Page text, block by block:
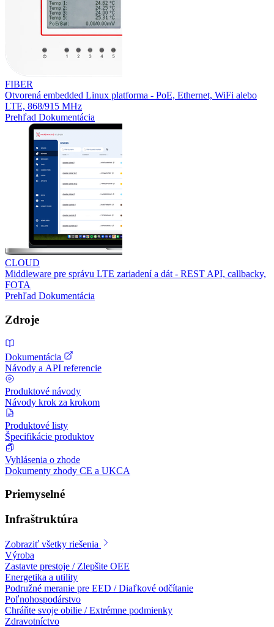
FIBER
Otvorená embedded Linux platforma - PoE, Ethernet, WiFi alebo
LTE, 868/915 MHz
Prehľad Dokumentácia
CLOUD
Middleware pre správu LTE zariadení a dát - REST API, callbacky,
FOTA
Prehľad Dokumentácia
Zdroje
Dokumentácia
Návody a API referencie
Produktové návody
Návody krok za krokom
Produktové listy
Špecifikácie produktov
Vyhlásenia o zhode
Dokumenty zhody CE a UKCA
Priemyselné
Infraštruktúra
Zobraziť všetky riešenia
Výroba
Zastavte prestoje / Zlepšite OEE
Energetika a utility
Podružné meranie pre EED / Diaľkové odčítanie
Poľnohospodárstvo
Chráňte svoje obilie / Extrémne podmienky
Zdravotníctvo